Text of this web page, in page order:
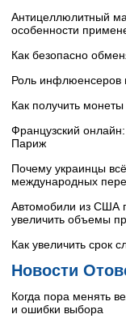
Антицеллюлитный
особенности
Как безопасно
Роль инфлюенсеров
Как получить
Французский
Париж
Почему украинцы
международных
Автомобили из США
увеличить объемы
Как увеличить срок
Новости
Когда пора менять
и ошибки выбора